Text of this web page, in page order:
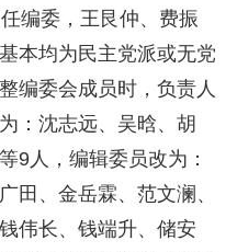
编委，王艮仲、费振
本均为民主党派或无党
编委会成员时，负责人
：沈志远、吴晗、胡
9人，编辑委员改为：
田、金岳霖、范文澜、
伟长、钱端升、储安